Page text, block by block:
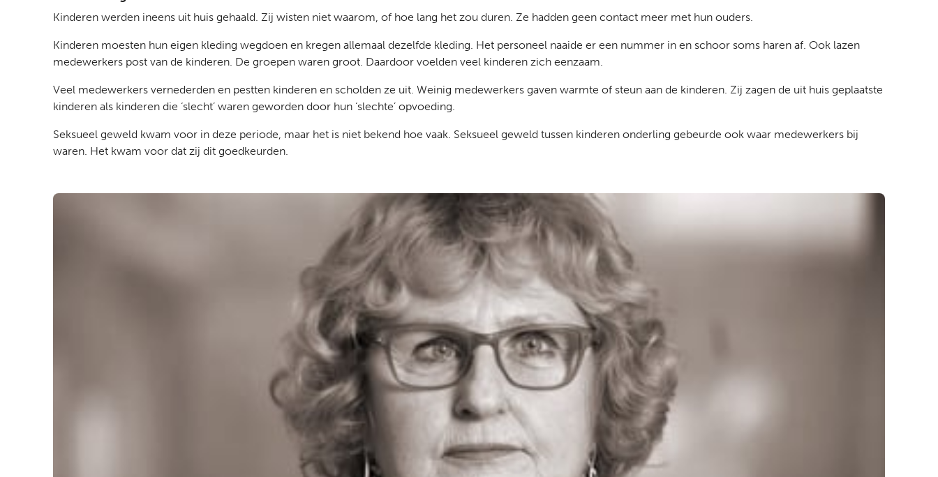
Kinderen werden ineens uit huis gehaald. Zij wisten niet waarom, of hoe lang het zou duren. Ze hadden geen contact meer met hun ouders.
Kinderen moesten hun eigen kleding wegdoen en kregen allemaal dezelfde kleding. Het personeel naaide er een nummer in en schoor soms haren af. Ook lazen
medewerkers post van de kinderen. De groepen waren groot. Daardoor voelden veel kinderen zich eenzaam.
Veel medewerkers vernederden en pestten kinderen en scholden ze uit. Weinig medewerkers gaven warmte of steun aan de kinderen. Zij zagen de uit huis geplaatste
kinderen als kinderen die ‘slecht’ waren geworden door hun ‘slechte’ opvoeding.
Seksueel geweld kwam voor in deze periode, maar het is niet bekend hoe vaak. Seksueel geweld tussen kinderen onderling gebeurde ook waar medewerkers bij
waren. Het kwam voor dat zij dit goedkeurden.